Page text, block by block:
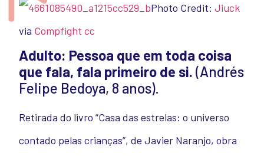
Photo Credit: Jiuck
via Compfight cc
Adulto: Pessoa que em toda coisa
que fala, fala primeiro de si. (Andrés
Felipe Bedoya, 8 anos).
Retirada do livro “Casa das estrelas: o universo
contado pelas crianças”, de Javier Naranjo, obra